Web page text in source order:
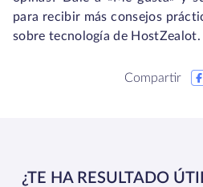
para recibir más consejos
sobre tecnología de HostZealot.
Compartir
¿TE HA RESULTADO